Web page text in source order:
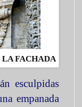
LA FACHADA
esculpidas
empanada